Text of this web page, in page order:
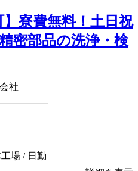
】寮費無料！土日祝
密部品の洗浄・検
社
場 / 日勤